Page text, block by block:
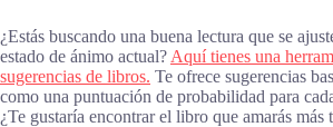
¿Estás buscando una buena lectura que se
estado de ánimo actual? Aquí tienes una
sugerencias de libros. Te ofrece sugerencias
como una puntuación de probabilidad para
¿Te gustaría encontrar el libro que amarás más